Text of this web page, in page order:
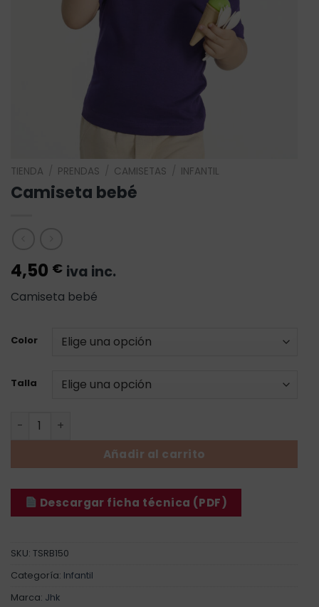
TIENDA PRENDAS CAMISETAS INFANTIL
Camiseta bebé
4,50 € iva inc.
Camiseta bebé
Color
Talla
Camiseta bebé cantidad
Añadir al carrito
Descargar ficha técnica (PDF)
SKU: TSRB150
Categoría: Infantil
Marca: Jhk